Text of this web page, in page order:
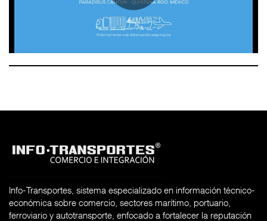
Info-Transportes, sistema especializado en información técnico-
económica sobre comercio, sectores marítimo, portuario,
ferroviario y autotransporte, enfocado a fortalecer la reputación